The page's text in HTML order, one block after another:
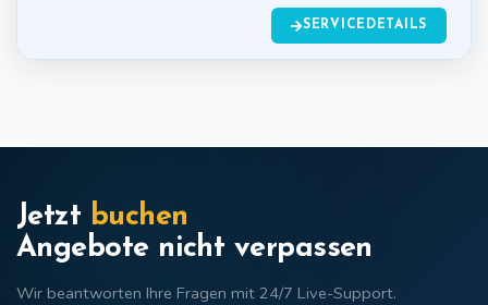
SERVICEDETAILS
Jetzt buchen
Angebote nicht verpassen
Wir beantworten Ihre Fragen mit 24/7 Live-Support.